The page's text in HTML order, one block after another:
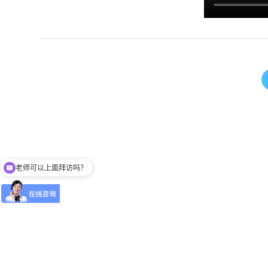
老师可以上面拜访吗？